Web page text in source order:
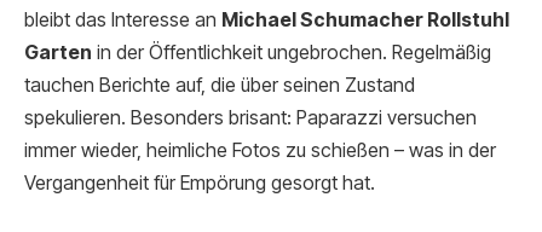
bleibt das Interesse an Michael Schumacher Rollstuhl
Garten in der Öffentlichkeit ungebrochen. Regelmäßig
tauchen Berichte auf, die über seinen Zustand
spekulieren. Besonders brisant: Paparazzi versuchen
immer wieder, heimliche Fotos zu schießen – was in der
Vergangenheit für Empörung gesorgt hat.